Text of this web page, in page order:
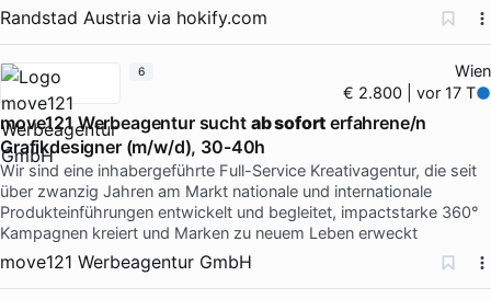
Randstad Austria via hokify.com
Wien
€ 2.800 | vor 17 T
move121 Werbeagentur sucht ab sofort erfahrene/n
Grafikdesigner (m/w/d), 30-40h
Wir sind eine inhabergeführte Full-Service Kreativagentur, die seit
über zwanzig Jahren am Markt nationale und internationale
Produkteinführungen entwickelt und begleitet, impactstarke 360°
Kampagnen kreiert und Marken zu neuem Leben erweckt
move121 Werbeagentur GmbH
6